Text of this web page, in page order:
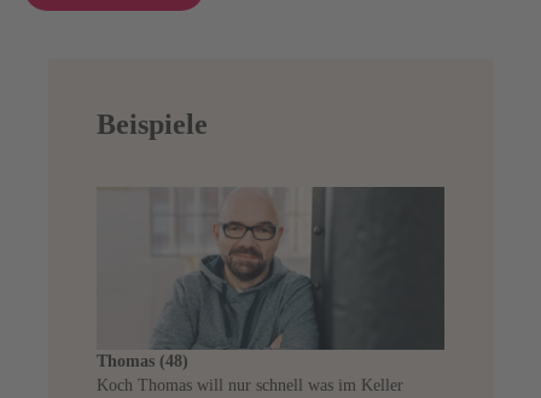
Beispiele
Thomas (48)
Koch Thomas will nur schnell was im Keller